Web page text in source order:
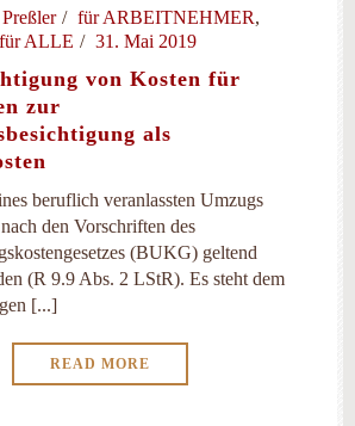
für ARBEITNEHMER,
für ALLE
31. Mai 2019
von Kosten für
zur
als
beruflich veranlassten Umzugs
den Vorschriften des
(BUKG) geltend
(R 9.9 Abs. 2 LStR). Es steht dem
[...]
READ MORE